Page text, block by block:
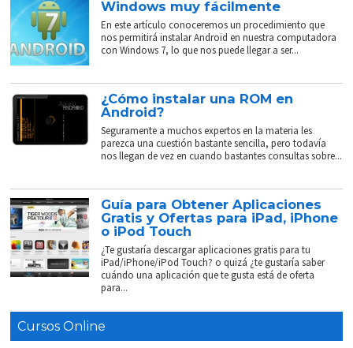
Windows muy fácilmente
En este artículo conoceremos un procedimiento que
nos permitirá instalar Android en nuestra computadora
con Windows 7, lo que nos puede llegar a ser...
¿Cómo instalar una ROM en
Android?
Seguramente a muchos expertos en la materia les
parezca una cuestión bastante sencilla, pero todavía
nos llegan de vez en cuando bastantes consultas sobre...
Guía para Obtener Aplicaciones
Gratis y Ofertas para iPad, iPhone
o iPod Touch
¿Te gustaría descargar aplicaciones gratis para tu
iPad/iPhone/iPod Touch? o quizá ¿te gustaría saber
cuándo una aplicación que te gusta está de oferta
para...
Cursos Online